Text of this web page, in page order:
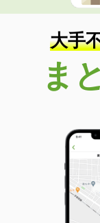
大手
ま